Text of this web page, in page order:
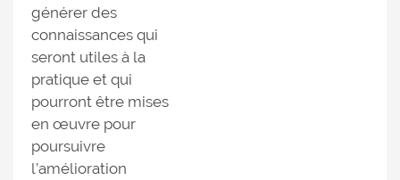
générer des
connaissances qui
seront utiles à la
pratique et qui
pourront être mises
en œuvre pour
poursuivre
l’amélioration